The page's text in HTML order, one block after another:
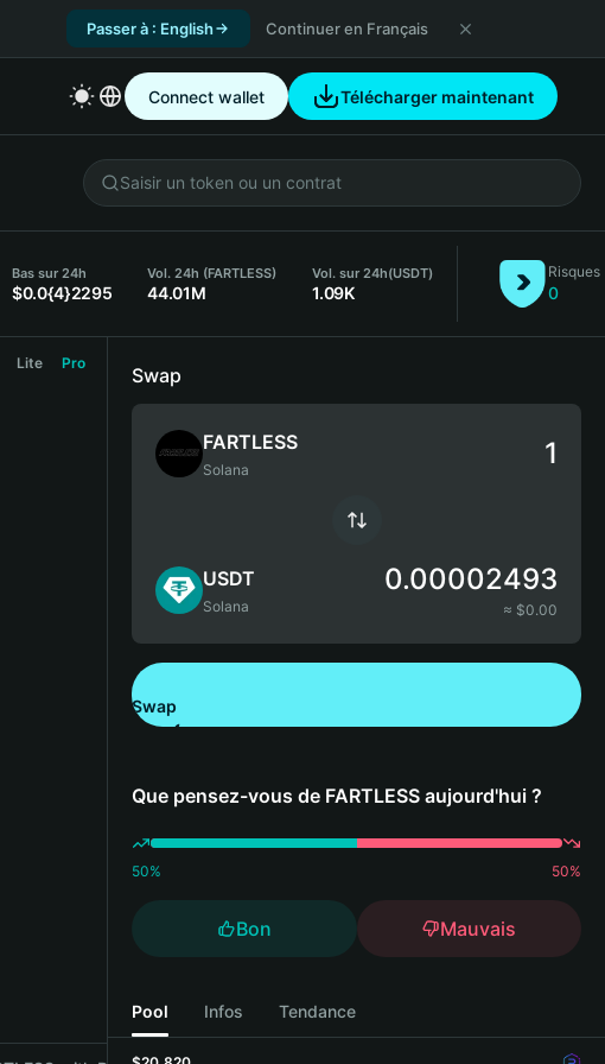
Passer à : English Continuer en Français
Connect wallet Télécharger maintenant
Bas sur 24h
$0.0{4}2295
Vol. 24h (FARTLESS)
44.01M
Vol. sur 24h(USDT)
1.09K
Risques
0
Lite Pro
Swap
FARTLESS
Solana
USDT
Solana
0.00002493
≈ $0.00
Swap
Que pensez-vous de FARTLESS aujourd'hui ?
50% 50%
Bon Mauvais
Pool Infos Tendance